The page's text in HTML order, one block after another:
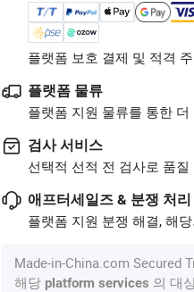
플랫폼 보호 결제 및 적격
플랫폼 물류
플랫폼 지원 물류를 통한
검사 서비스
선택적 선적 전 검사로 품질
애프터세일즈 & 분쟁 처리
플랫폼 지원 분쟁 해결, 해
Made-in-China.com Secured
해당 platform services 의 대